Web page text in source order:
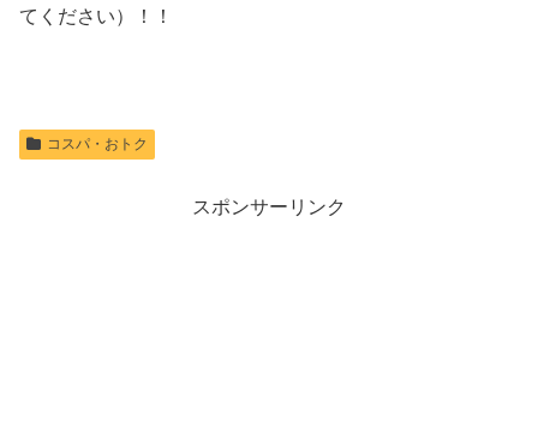
てください）！！
コスパ・おトク
スポンサーリンク